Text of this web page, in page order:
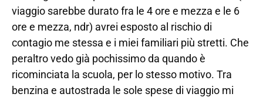
viaggio sarebbe durato fra le 4 ore e mezza e le 6
ore e mezza, ndr) avrei esposto al rischio di
contagio me stessa e i miei familiari più stretti. Che
peraltro vedo già pochissimo da quando è
ricominciata la scuola, per lo stesso motivo. Tra
benzina e autostrada le sole spese di viaggio mi